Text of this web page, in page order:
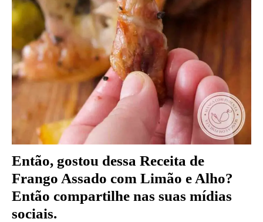
Então, gostou dessa Receita de
Frango Assado com Limão e Alho?
Então compartilhe nas suas mídias
sociais.